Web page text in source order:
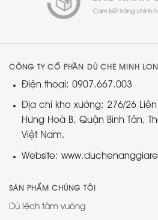
CÔNG TY CỔ PHẦN DÙ CHE MINH
Điện thoại: 0907.667.003
Địa chỉ kho xưởng: 276/26 Liên
Hưng Hoà B, Quận Bình Tân,
Việt Nam.
Website:
SẢN PHẨM CHÚNG TÔI
Dù lệch tâm vuông